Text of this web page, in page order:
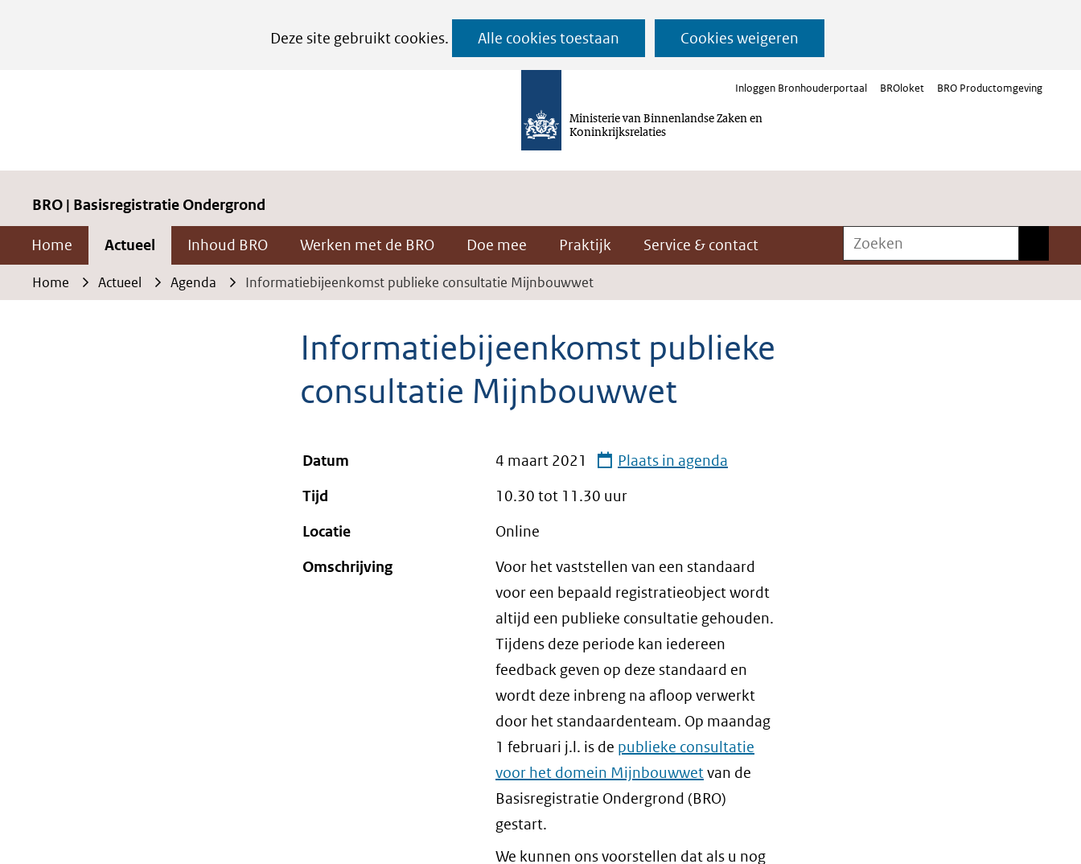
Deze site gebruikt cookies.
van
cookies
op
deze
website
worden
Alle cookies toestaan Cookies weigeren
Ga
naar
de
Ministerie van Binnenlandse Zaken en
Koninkrijksrelaties
Inloggen Bronhouderportaal BROloket BRO Productomgeving
BRO | Basisregistratie Ondergrond
Home Actueel Inhoud BRO Werken met de BRO Doe mee Praktijk Service & contact Zoeken
Home Actueel Agenda Informatiebijeenkomst publieke consultatie Mijnbouwwet
Informatiebijeenkomst publieke
consultatie Mijnbouwwet
Datum 4 maart 2021
Plaats in agenda
Tijd
10.30 tot 11.30 uur
Locatie
Online
Omschrijving
Voor het vaststellen van een standaard
voor een bepaald registratieobject wordt
altijd een publieke consultatie gehouden.
Tijdens deze periode kan iedereen
feedback geven op deze standaard en
wordt deze inbreng na afloop verwerkt
door het standaardenteam. Op maandag
1 februari j.l. is de publieke consultatie
voor het domein Mijnbouwwetvan de
Basisregistratie Ondergrond (BRO)
gestart.
We kunnen ons voorstellen dat als u nog